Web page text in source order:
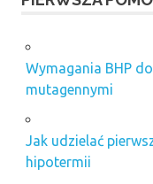
Wymagania BHP
mutagennymi
Jak udzielać
hipotermii